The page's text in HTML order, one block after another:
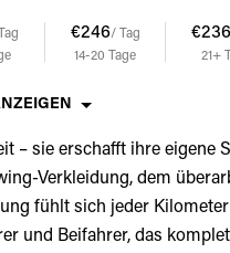
€246/ Tag
14-20
Tage
21+
– sie erschafft ihre eigene
Verkleidung, dem
fühlt sich jeder
und Beifahrer, das